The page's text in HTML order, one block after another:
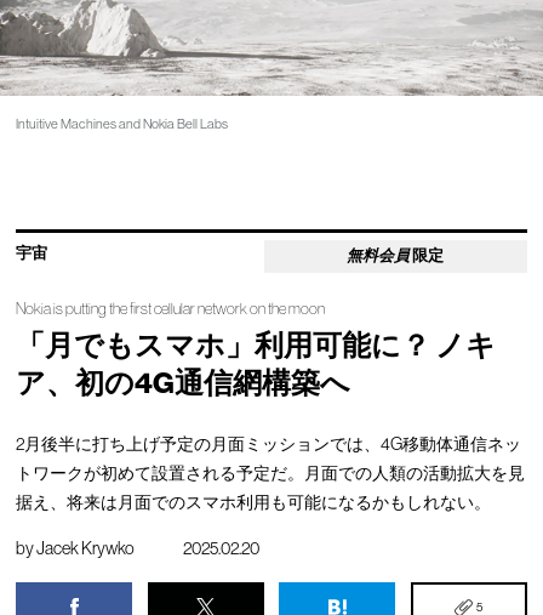
Intuitive Machines and Nokia Bell Labs
宇宙 無料会員 限定
Nokia is putting the first cellular network on the moon
「月でもスマホ」利用可能に？ ノキ
ア、初の4G通信網構築へ
2月後半に打ち上げ予定の月面ミッションでは、4G移動体通信ネッ
トワークが初めて設置される予定だ。月面での人類の活動拡大を見
据え、将来は月面でのスマホ利用も可能になるかもしれない。
byJacek Krywko 2025.02.20
5